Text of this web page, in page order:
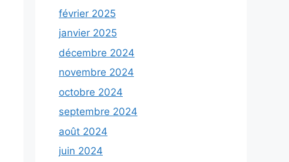
février 2025
janvier 2025
décembre 2024
novembre 2024
octobre 2024
septembre 2024
août 2024
juin 2024